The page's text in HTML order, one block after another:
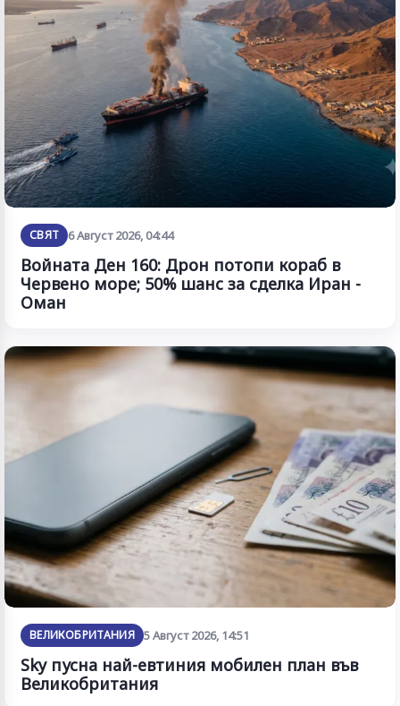
СВЯТ 6 Август 2026, 04:44
Войната Ден 160: Дрон потопи кораб в
Червено море; 50% шанс за сделка Иран -
Оман
ВЕЛИКОБРИТАНИЯ 5 Август 2026, 14:51
Sky пусна най-евтиния мобилен план във
Великобритания